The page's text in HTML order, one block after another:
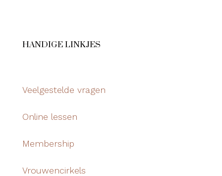
HANDIGE LINKJES
Veelgestelde vragen
Online lessen
Membership
Vrouwencirkels